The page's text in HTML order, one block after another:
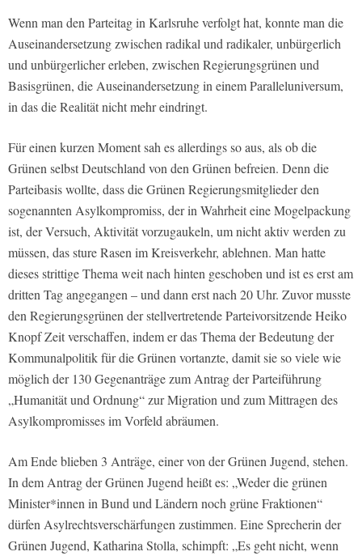
Wenn man den Parteitag in Karlsruhe verfolgt hat, konnte man die
Auseinandersetzung zwischen radikal und radikaler, unbürgerlich
und unbürgerlicher erleben, zwischen Regierungsgrünen und
Basisgrünen, die Auseinandersetzung in einem Paralleluniversum,
in das die Realität nicht mehr eindringt.
Für einen kurzen Moment sah es allerdings so aus, als ob die
Grünen selbst Deutschland von den Grünen befreien. Denn die
Parteibasis wollte, dass die Grünen Regierungsmitglieder den
sogenannten Asylkompromiss, der in Wahrheit eine Mogelpackung
ist, der Versuch, Aktivität vorzugaukeln, um nicht aktiv werden zu
müssen, das sture Rasen im Kreisverkehr, ablehnen. Man hatte
dieses strittige Thema weit nach hinten geschoben und ist es erst am
dritten Tag angegangen – und dann erst nach 20 Uhr. Zuvor musste
den Regierungsgrünen der stellvertretende Parteivorsitzende Heiko
Knopf Zeit verschaffen, indem er das Thema der Bedeutung der
Kommunalpolitik für die Grünen vortanzte, damit sie so viele wie
möglich der 130 Gegenanträge zum Antrag der Parteiführung
„Humanität und Ordnung“ zur Migration und zum Mittragen des
Asylkompromisses im Vorfeld abräumen.
Am Ende blieben 3 Anträge, einer von der Grünen Jugend, stehen.
In dem Antrag der Grünen Jugend heißt es: „Weder die grünen
Minister*innen in Bund und Ländern noch grüne Fraktionen“
dürfen Asylrechtsverschärfungen zustimmen. Eine Sprecherin der
Grünen Jugend, Katharina Stolla, schimpft: „Es geht nicht, wenn